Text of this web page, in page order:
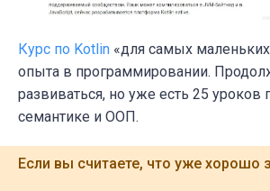
Курс по Kotlin «для самых
опыта в программировании.
развиваться, но уже есть 25 уроков
семантике и ООП.
Если вы считаете, что уже хорошо